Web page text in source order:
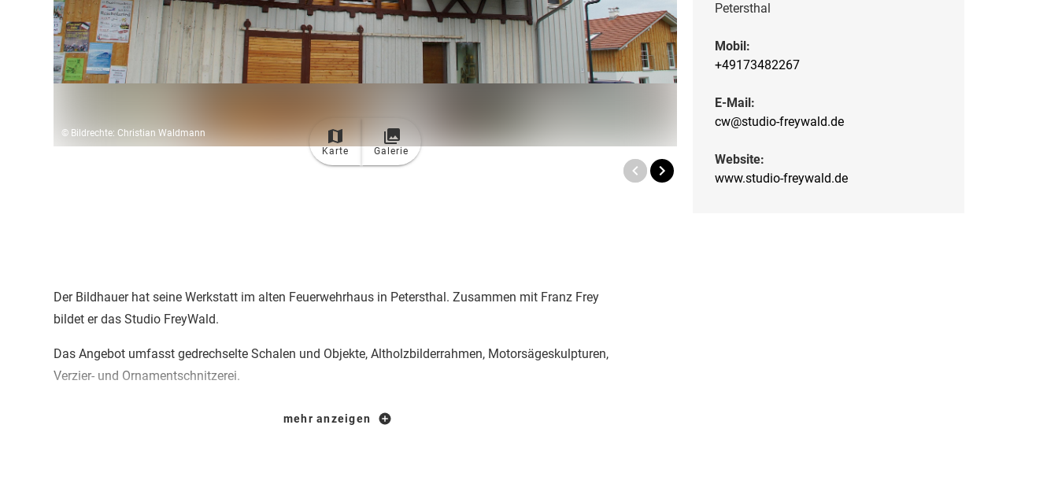
© Bildrechte: Christian Waldmann
Karte
Galerie
Der Bildhauer hat seine Werkstatt im alten Feuerwehrhaus in Petersthal. Zusammen mit Franz Frey
bildet er das Studio FreyWald.
Das Angebot umfasst gedrechselte Schalen und Objekte, Altholzbilderrahmen, Motorsägeskulpturen,
Verzier- und Ornamentschnitzerei.
mehr anzeigen
Petersthal
Mobil:
+49173482267
E-Mail:
cw@studio-freywald.de
Website:
www.studio-freywald.de